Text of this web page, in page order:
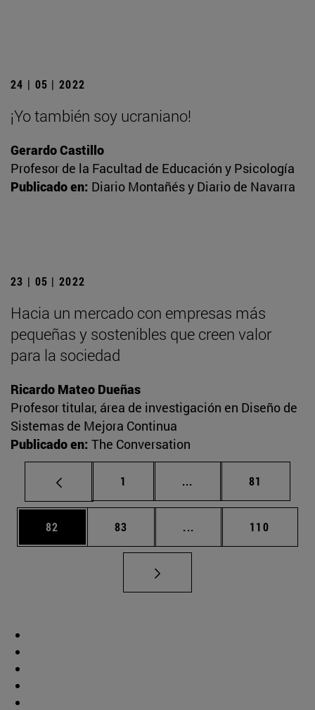
24 | 05 | 2022
¡Yo también soy ucraniano!
Gerardo Castillo
Profesor de la Facultad de Educación y Psicología
Publicado en: Diario Montañés y Diario de Navarra
23 | 05 | 2022
Hacia un mercado con empresas más
pequeñas y sostenibles que creen valor
para la sociedad
Ricardo Mateo Dueñas
Profesor titular, área de investigación en Diseño de
Sistemas de Mejora Continua
Publicado en: The Conversation
Página
1 ... Páginas intermedias
Página
81
Página
82 Página
83 ... Páginas intermedias
Página
110